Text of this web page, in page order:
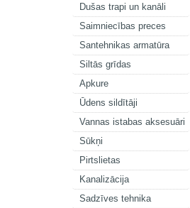
Dušas trapi un kanāli
Saimniecības preces
Santehnikas armatūra
Siltās grīdas
Apkure
Ūdens sildītāji
Vannas istabas aksesuāri
Sūkņi
Pirtslietas
Kanalizācija
Sadzīves tehnika